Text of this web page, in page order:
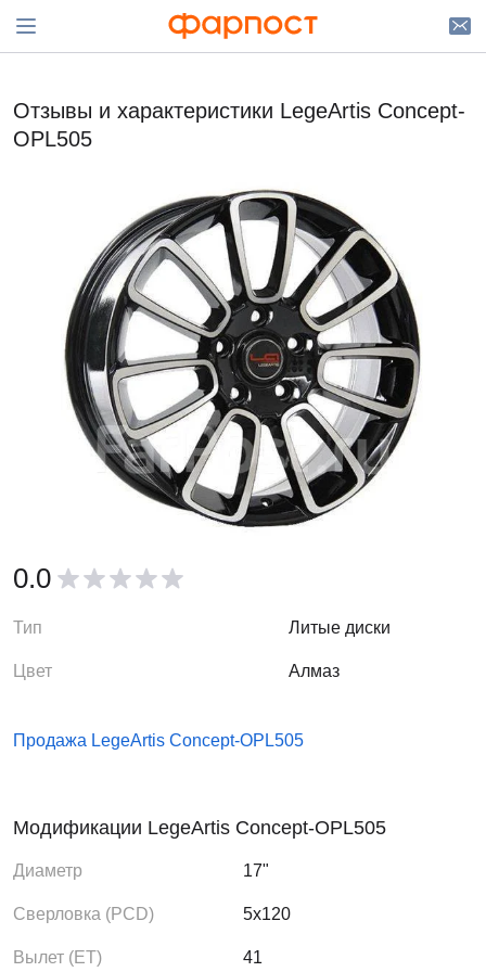
Отзывы и характеристики LegeArtis Concept-
OPL505
0.0
Тип Литые диски
Цвет Алмаз
Продажа LegeArtis Concept-OPL505
Модификации LegeArtis Concept-OPL505
Диаметр 17"
Сверловка (PCD) 5x120
Вылет (ЕТ) 41